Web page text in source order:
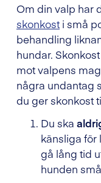
Om din valp har
skonkost i små
behandling
hundar.
mot valpens
några undantag
du ger skonkost
Du ska
känsliga för
gå lång tid
hunden